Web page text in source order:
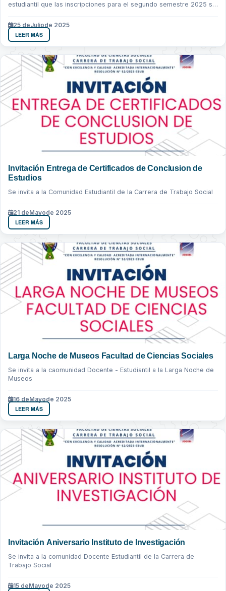
estudiantil que las inscripciones para el segundo semestre 2025 se
25 deJuliode 2025
LEER MÁS
Invitación Entrega de Certificados de Conclusion de
Estudios
Se invita a la Comunidad Estudiantil de la Carrera de Trabajo Social
21 deMayode 2025
LEER MÁS
Larga Noche de Museos Facultad de Ciencias Sociales
Se invita a la caomunidad Docente - Estudiantil a la Larga Noche de
Museos
16 deMayode 2025
LEER MÁS
Invitación Aniversario Instituto de Investigación
Se invita a la comunidad Docente Estudiantil de la Carrera de
Trabajo Social
15 deMayode 2025